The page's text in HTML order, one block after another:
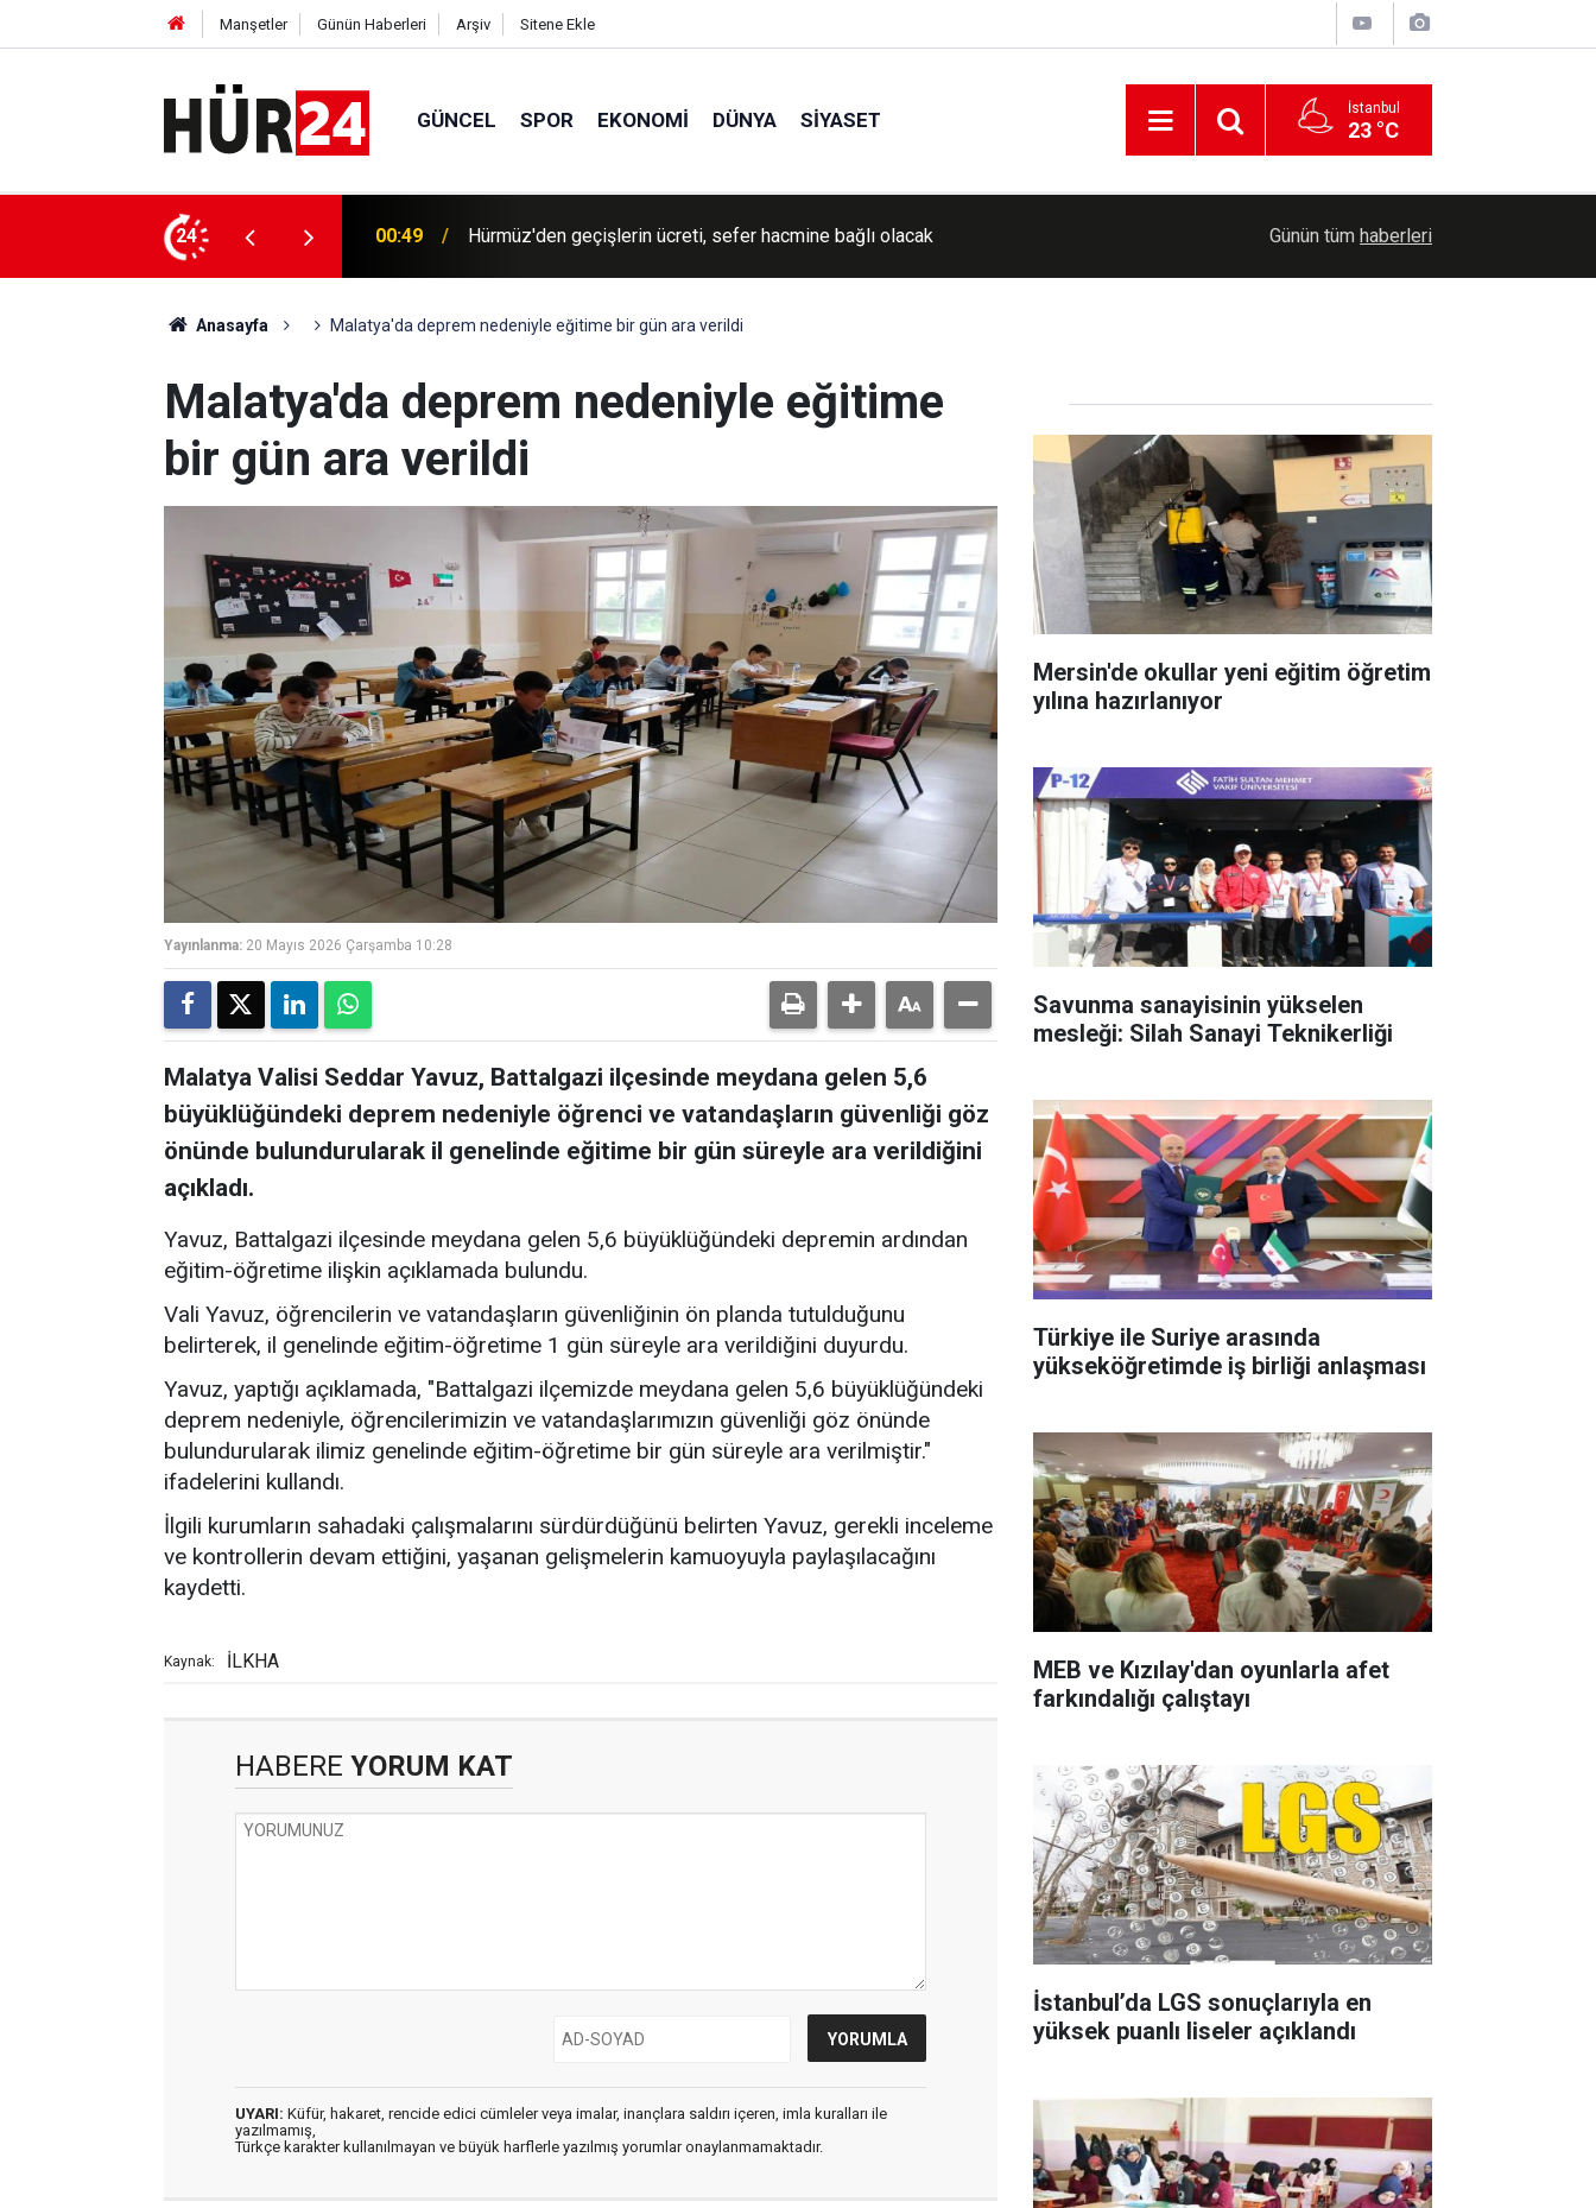
Manşetler Günün Haberleri Arşiv Sitene Ekle
GÜNCEL SPOR EKONOMI DÜNYA SIYASET İstanbul
23 °C
24
hacmine bağlı olacak 00:35 Trump, İran'a yönelik savaşın "yakında sona ereceğini" söyledi Cumhurbaşkanlığına Cevdet Yılmaz vekalet
Günün tüm haberleri
Anasayfa Malatya'da deprem nedeniyle eğitime bir gün ara verildi
Malatya'da deprem nedeniyle eğitime
bir gün ara verildi
Yayınlanma: 20 Mayıs 2026 Çarşamba 10:28
Malatya Valisi Seddar Yavuz, Battalgazi ilçesinde meydana gelen 5,6
büyüklüğündeki deprem nedeniyle öğrenci ve vatandaşların güvenliği göz
önünde bulundurularak il genelinde eğitime bir gün süreyle ara verildiğini
açıkladı.
Yavuz, Battalgazi ilçesinde meydana gelen 5,6 büyüklüğündeki depremin ardından
eğitim-öğretime ilişkin açıklamada bulundu.
Vali Yavuz, öğrencilerin ve vatandaşların güvenliğinin ön planda tutulduğunu
belirterek, il genelinde eğitim-öğretime 1 gün süreyle ara verildiğini duyurdu.
Yavuz, yaptığı açıklamada, "Battalgazi ilçemizde meydana gelen 5,6 büyüklüğündeki
deprem nedeniyle, öğrencilerimizin ve vatandaşlarımızın güvenliği göz önünde
bulundurularak ilimiz genelinde eğitim-öğretime bir gün süreyle ara verilmiştir."
ifadelerini kullandı.
İlgili kurumların sahadaki çalışmalarını sürdürdüğünü belirten Yavuz, gerekli inceleme
ve kontrollerin devam ettiğini, yaşanan gelişmelerin kamuoyuyla paylaşılacağını
kaydetti.
Kaynak: İLKHA
HABERE YORUM KAT
UYARI: Küfür, hakaret, rencide edici cümleler veya imalar, inançlara saldırı içeren, imla kuralları ile
yazılmamış,
Türkçe karakter kullanılmayan ve büyük harflerle yazılmış yorumlar onaylanmamaktadır.
Mersin'de okullar yeni eğitim öğretim
yılına hazırlanıyor
Savunma sanayisinin yükselen
mesleği: Silah Sanayi Teknikerliği
Türkiye ile Suriye arasında
yükseköğretimde iş birliği anlaşması
MEB ve Kızılay'dan oyunlarla afet
farkındalığı çalıştayı
İstanbul’da LGS sonuçlarıyla en
yüksek puanlı liseler açıklandı